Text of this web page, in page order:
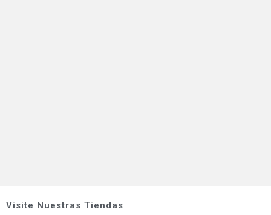
Visite Nuestras Tiendas